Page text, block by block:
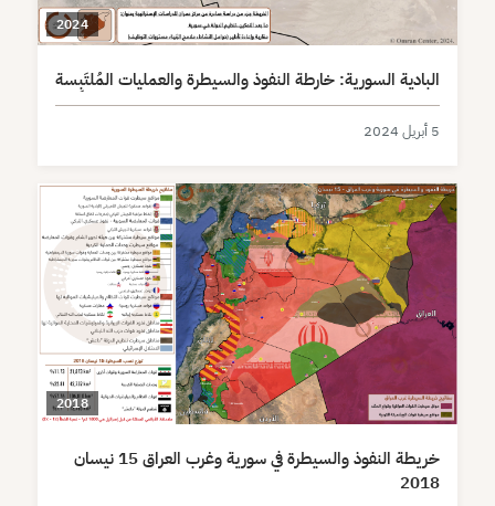
2024
البادية السورية: خارطة النفوذ والسيطرة والعمليات المُلتَبِسة
5 أبريل 2024
2018
خريطة النفوذ والسيطرة في سورية وغرب العراق 15 نيسان
2018